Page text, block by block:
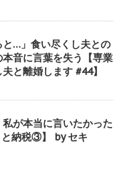
と…」食い尽くし夫との
音に言葉を失う【専業
と離婚します #44】
が本当に言いたかった
納税③】 by セキ